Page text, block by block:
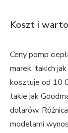
Koszt i
Ceny pomp
marek, takich
kosztuje od 10
takie jak
dolarów.
modelami